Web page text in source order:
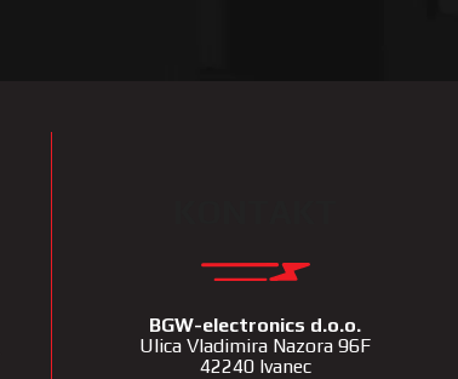
BGW-electronics d.o.o.
Ulica Vladimira Nazora 96F
42240 Ivanec